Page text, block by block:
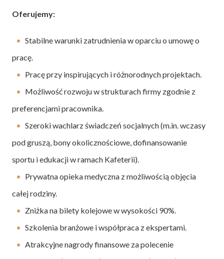
Oferujemy:
Stabilne warunki zatrudnienia w oparciu o umowę o
pracę.
Pracę przy inspirujących i różnorodnych projektach.
Możliwość rozwoju w strukturach firmy zgodnie z
preferencjami pracownika.
Szeroki wachlarz świadczeń socjalnych (m.in. wczasy
pod gruszą, bony okolicznościowe, dofinansowanie
sportu i edukacji w ramach Kafeterii).
Prywatna opieka medyczna z możliwością objęcia
całej rodziny.
Zniżka na bilety kolejowe w wysokości 90%.
Szkolenia branżowe i współpraca z ekspertami.
Atrakcyjne nagrody finansowe za polecenie